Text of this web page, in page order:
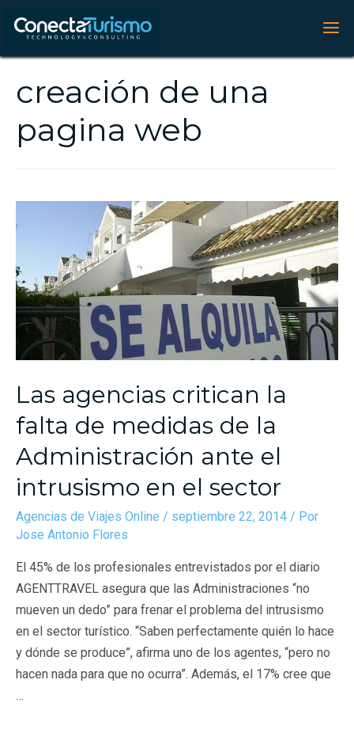
creación de una
pagina web
Las agencias critican la
falta de medidas de la
Administración ante el
intrusismo en el sector
Agencias de Viajes Online / septiembre 22, 2014 / Por
Jose Antonio Flores
El 45% de los profesionales entrevistados por el diario
AGENTTRAVEL asegura que las Administraciones “no
mueven un dedo” para frenar el problema del intrusismo
en el sector turístico. “Saben perfectamente quién lo hace
y dónde se produce”, afirma uno de los agentes, “pero no
hacen nada para que no ocurra”. Además, el 17% cree que
…